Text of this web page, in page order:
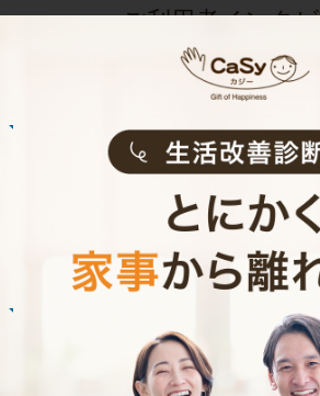
ご利用者インタ
Customer Interview
20代 女性 1人暮らし
お掃除
30代 共働き 子育て中
普段できない時間を過ごすことができ、休
とても充実しました。